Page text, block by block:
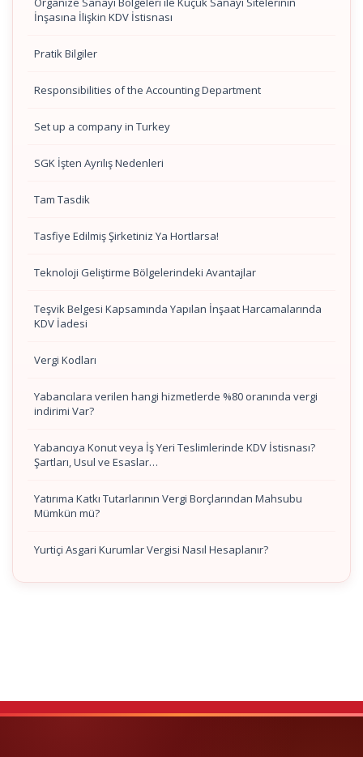
İnşasına İlişkin KDV İstisnası
Pratik Bilgiler
Responsibilities of the Accounting Department
Set up a company in Turkey
SGK İşten Ayrılış Nedenleri
Tam Tasdik
Tasfiye Edilmiş Şirketiniz Ya Hortlarsa!
Teknoloji Geliştirme Bölgelerindeki Avantajlar
Teşvik Belgesi Kapsamında Yapılan İnşaat Harcamalarında
KDV İadesi
Vergi Kodları
Yabancılara verilen hangi hizmetlerde %80 oranında vergi
indirimi Var?
Yabancıya Konut veya İş Yeri Teslimlerinde KDV İstisnası?
Şartları, Usul ve Esaslar…
Yatırıma Katkı Tutarlarının Vergi Borçlarından Mahsubu
Mümkün mü?
Yurtiçi Asgari Kurumlar Vergisi Nasıl Hesaplanır?